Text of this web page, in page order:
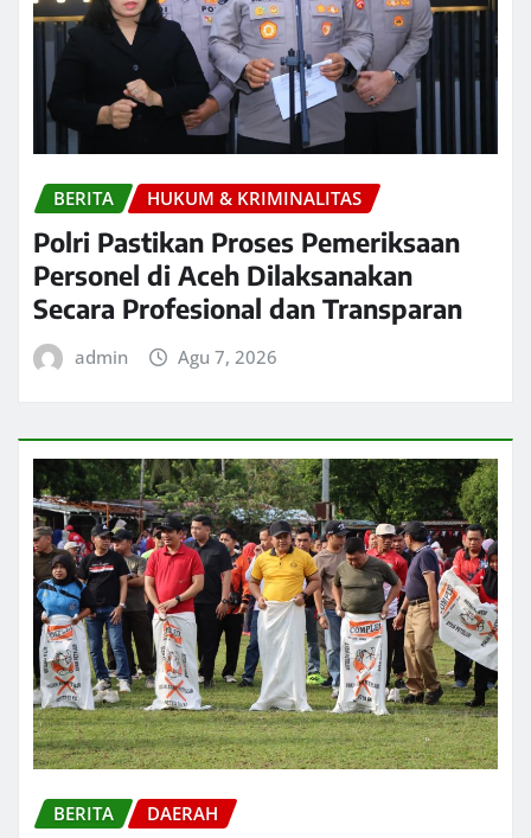
BERITA HUKUM & KRIMINALITAS
Polri Pastikan Proses Pemeriksaan
Personel di Aceh Dilaksanakan
Secara Profesional dan Transparan
admin Agu 7, 2026
BERITA DAERAH